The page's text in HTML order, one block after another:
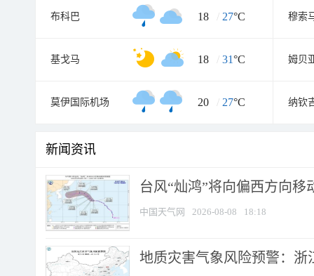
布科巴 18 / 27°C 穆索
基戈马 18 / 31°C 姆贝
莫伊国际机场 20 / 27°C 纳钦
新闻资讯
台风“灿鸿”将向偏西方向移
中国天气网 2026-08-08 18:18
地质灾害气象风险预警：